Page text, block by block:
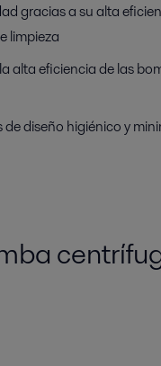
gracias a su alta
limpieza
alta eficiencia de las
diseño higiénico y